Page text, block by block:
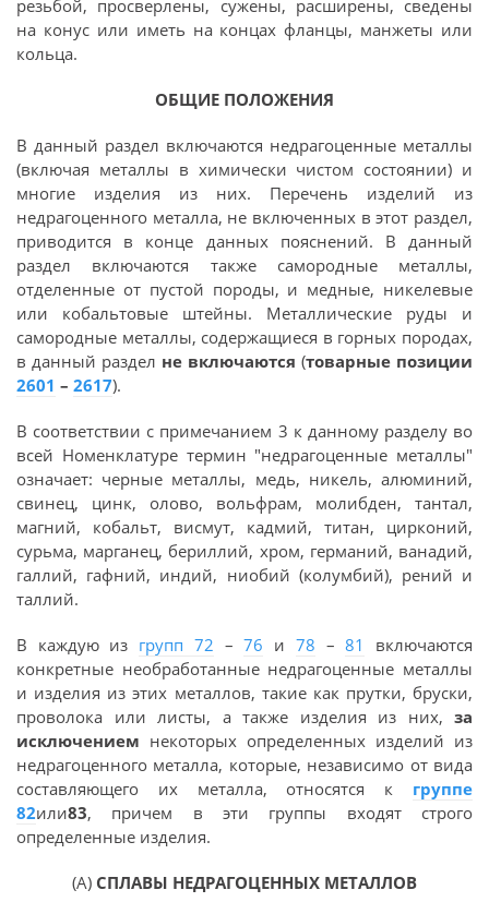
резьбой, просверлены, сужены, расширены, сведены
на конус или иметь на концах фланцы, манжеты или
кольца.
ОБЩИЕ ПОЛОЖЕНИЯ
В данный раздел включаются недрагоценные металлы
(включая металлы в химически чистом состоянии) и
многие изделия из них. Перечень изделий из
недрагоценного металла, не включенных в этот раздел,
приводится в конце данных пояснений. В данный
раздел включаются также самородные металлы,
отделенные от пустой породы, и медные, никелевые
или кобальтовые штейны. Металлические руды и
самородные металлы, содержащиеся в горных породах,
в данный раздел не включаются (товарные позиции
2601 – 2617).
В соответствии с примечанием 3 к данному разделу во
всей Номенклатуре термин "недрагоценные металлы"
означает: черные металлы, медь, никель, алюминий,
свинец, цинк, олово, вольфрам, молибден, тантал,
магний, кобальт, висмут, кадмий, титан, цирконий,
сурьма, марганец, бериллий, хром, германий, ванадий,
галлий, гафний, индий, ниобий (колумбий), рений и
таллий.
В каждую из групп 72 –76 и 78 –81
включаются
конкретные необработанные недрагоценные металлы
и изделия из этих металлов, такие как прутки, бруски,
проволока или листы, а также изделия из них, за
исключением некоторых определенных изделий из
недрагоценного металла, которые, независимо от вида
составляющего их металла, относятся к группе
82или83, причем в эти группы входят строго
определенные изделия.
(А) СПЛАВЫ НЕДРАГОЦЕННЫХ МЕТАЛЛОВ